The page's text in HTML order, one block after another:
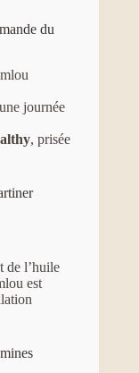
du
journée
, prisée
de l’huile
est